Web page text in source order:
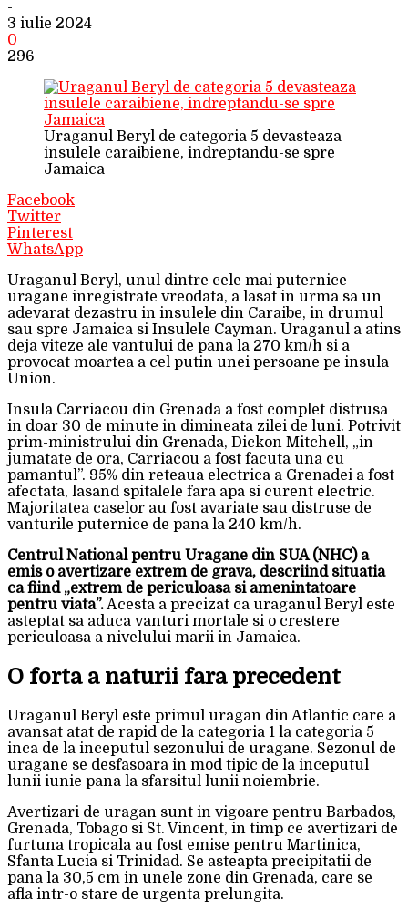
-
3 iulie 2024
0
296
Uraganul Beryl de categoria 5 devasteaza
insulele caraibiene, indreptandu-se spre
Jamaica
Facebook
Twitter
Pinterest
WhatsApp
Uraganul Beryl, unul dintre cele mai puternice
uragane inregistrate vreodata, a lasat in urma sa un
adevarat dezastru in insulele din Caraibe, in drumul
sau spre Jamaica si Insulele Cayman. Uraganul a atins
deja viteze ale vantului de pana la 270 km/h si a
provocat moartea a cel putin unei persoane pe insula
Union.
Insula Carriacou din Grenada a fost complet distrusa
in doar 30 de minute in dimineata zilei de luni. Potrivit
prim-ministrului din Grenada, Dickon Mitchell, „in
jumatate de ora, Carriacou a fost facuta una cu
pamantul”. 95% din reteaua electrica a Grenadei a fost
afectata, lasand spitalele fara apa si curent electric.
Majoritatea caselor au fost avariate sau distruse de
vanturile puternice de pana la 240 km/h.
Centrul National pentru Uragane din SUA (NHC) a
emis o avertizare extrem de grava, descriind situatia
ca fiind „extrem de periculoasa si amenintatoare
pentru viata”.Acesta a precizat ca uraganul Beryl este
asteptat sa aduca vanturi mortale si o crestere
periculoasa a nivelului marii in Jamaica.
O forta a naturii fara precedent
Uraganul Beryl este primul uragan din Atlantic care a
avansat atat de rapid de la categoria 1 la categoria 5
inca de la inceputul sezonului de uragane. Sezonul de
uragane se desfasoara in mod tipic de la inceputul
lunii iunie pana la sfarsitul lunii noiembrie.
Avertizari de uragan sunt in vigoare pentru Barbados,
Grenada, Tobago si St. Vincent, in timp ce avertizari de
furtuna tropicala au fost emise pentru Martinica,
Sfanta Lucia si Trinidad. Se asteapta precipitatii de
pana la 30,5 cm in unele zone din Grenada, care se
afla intr-o stare de urgenta prelungita.